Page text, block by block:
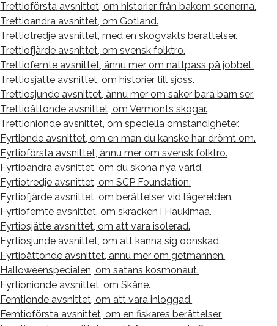
Trettioförsta avsnittet, om historier från bakom scenerna.
Trettioandra avsnittet, om Gotland.
Trettiotredje avsnittet, med en skogvakts berättelser.
Trettiofjärde avsnittet, om svensk folktro.
Trettiofemte avsnittet, ännu mer om nattpass på jobbet.
Trettiosjätte avsnittet, om historier till sjöss.
Trettiosjunde avsnittet, ännu mer om saker bara barn ser.
Trettioåttonde avsnittet, om Vermonts skogar.
Trettionionde avsnittet, om speciella omständigheter.
Fyrtionde avsnittet, om en man du kanske har drömt om.
Fyrtioförsta avsnittet, ännu mer om svensk folktro.
Fyrtioandra avsnittet, om du sköna nya värld.
Fyrtiotredje avsnittet, om SCP Foundation.
Fyrtiofjärde avsnittet, om berättelser vid lägerelden.
Fyrtiofemte avsnittet, om skräcken i Haukimaa.
Fyrtiosjätte avsnittet, om att vara isolerad.
Fyrtiosjunde avsnittet, om att känna sig oönskad.
Fyrtioåttonde avsnittet, ännu mer om getmannen.
Halloweenspecialen, om satans kosmonaut.
Fyrtionionde avsnittet, om Skåne.
Femtionde avsnittet, om att vara inloggad.
Femtioförsta avsnittet, om en fiskares berättelser.